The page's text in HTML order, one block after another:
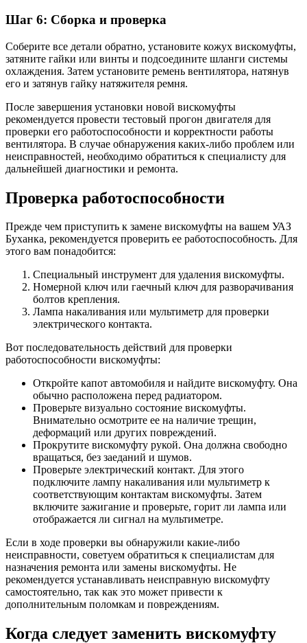
Шаг 6: Сборка и проверка
Соберите все детали обратно, установите кожух вискомуфты,
затяните гайки или винты и подсоедините шланги системы
охлаждения. Затем установите ремень вентилятора, натянув
его и затянув гайку натяжителя ремня.
После завершения установки новой вискомуфты
рекомендуется провести тестовый прогон двигателя для
проверки его работоспособности и корректности работы
вентилятора. В случае обнаружения каких-либо проблем или
неисправностей, необходимо обратиться к специалисту для
дальнейшей диагностики и ремонта.
Проверка работоспособности
Прежде чем приступить к замене вискомуфты на вашем УАЗ
Буханка, рекомендуется проверить ее работоспособность. Для
этого вам понадобится:
Специальный инструмент для удаления вискомуфты.
Номерной ключ или гаечный ключ для разворачивания
болтов крепления.
Лампа накаливания или мультиметр для проверки
электрического контакта.
Вот последовательность действий для проверки
работоспособности вискомуфты:
Откройте капот автомобиля и найдите вискомуфту. Она
обычно расположена перед радиатором.
Проверьте визуально состояние вискомуфты.
Внимательно осмотрите ее на наличие трещин,
деформаций или других повреждений.
Прокрутите вискомуфту рукой. Она должна свободно
вращаться, без заеданий и шумов.
Проверьте электрический контакт. Для этого
подключите лампу накаливания или мультиметр к
соответствующим контактам вискомуфты. Затем
включите зажигание и проверьте, горит ли лампа или
отображается ли сигнал на мультиметре.
Если в ходе проверки вы обнаружили какие-либо
неисправности, советуем обратиться к специалистам для
назначения ремонта или замены вискомуфты. Не
рекомендуется устанавливать неисправную вискомуфту
самостоятельно, так как это может привести к
дополнительным поломкам и повреждениям.
Когда следует заменить вискомуфту